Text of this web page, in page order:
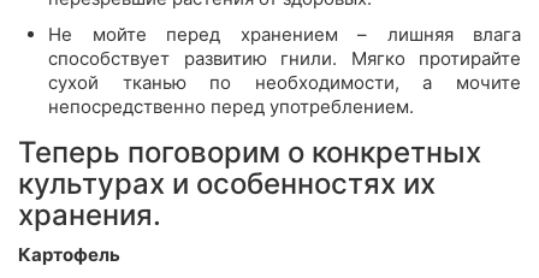
Не мойте перед хранением – лишняя влага
способствует развитию гнили. Мягко протирайте
сухой тканью по необходимости, а мочите
непосредственно перед употреблением.
Теперь поговорим о конкретных
культурах и особенностях их
хранения.
Картофель